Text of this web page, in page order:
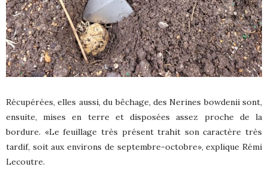
Récupérées, elles aussi, du bêchage, des Nerines bowdenii sont,
ensuite, mises en terre et disposées assez proche de la
bordure. «Le feuillage très présent trahit son caractère très
tardif, soit aux environs de septembre-octobre», explique Rémi
Lecoutre.